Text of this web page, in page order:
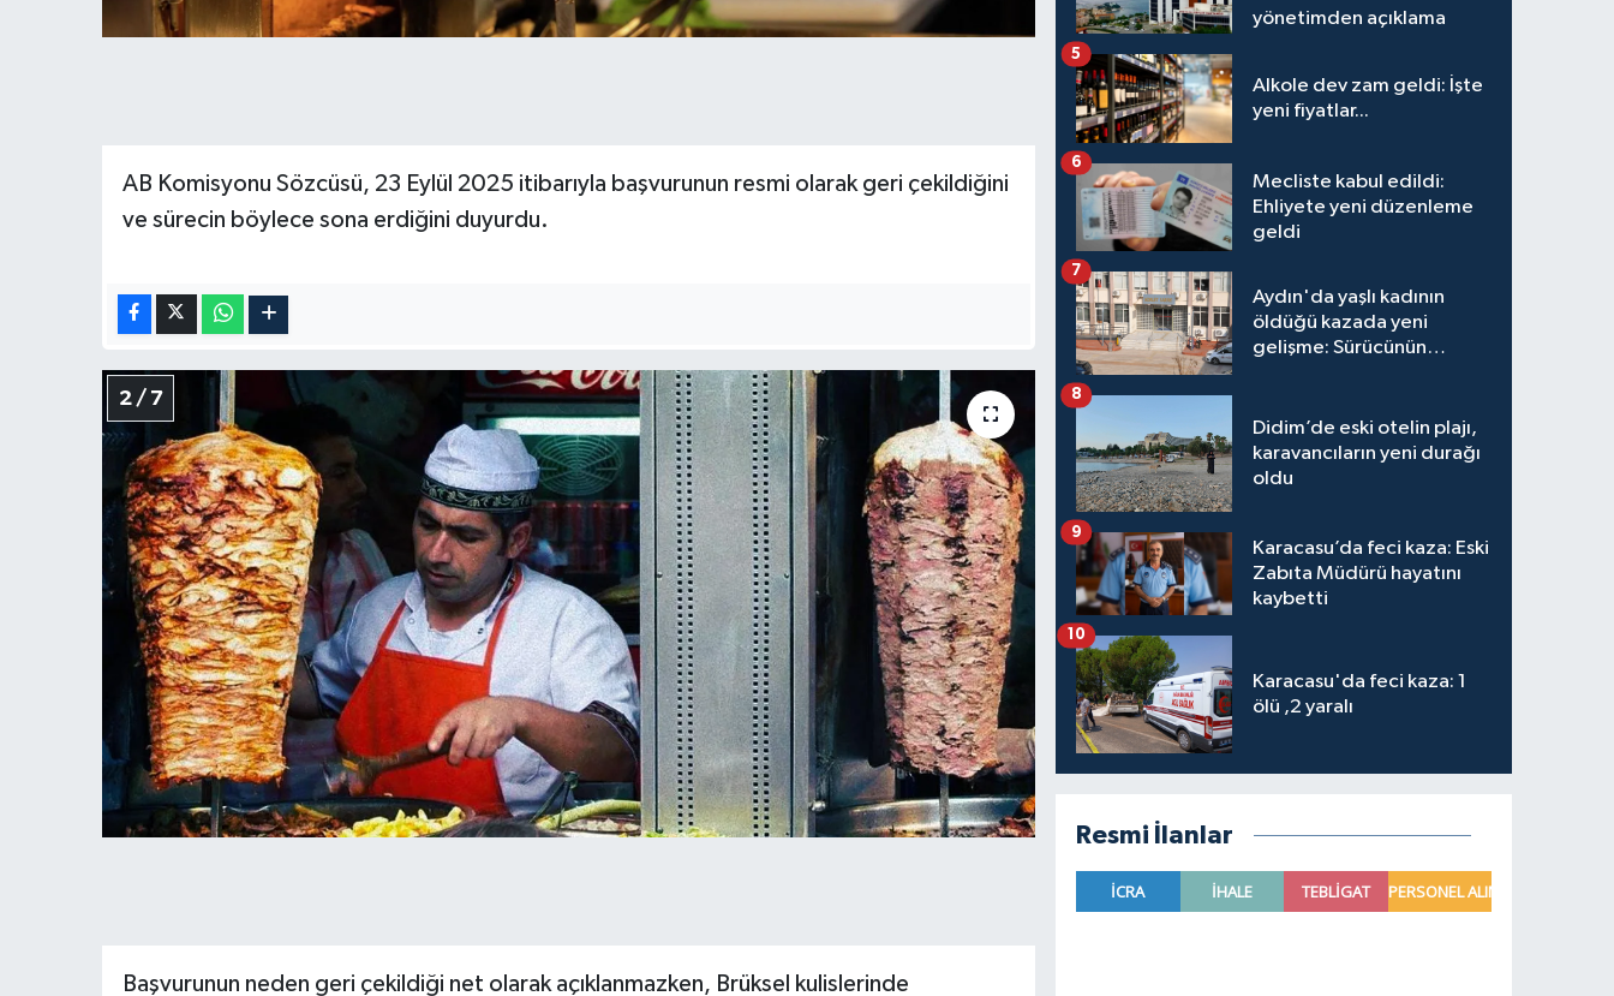
AB Komisyonu Sözcüsü, 23 Eylül 2025 itibarıyla başvurunun resmi olarak geri çekildiğini
ve sürecin böylece sona erdiğini duyurdu.
2 / 7
Başvurunun neden geri çekildiği net olarak açıklanmazken, Brüksel kulislerinde
yönetimden açıklama
Alkole dev zam geldi: İşte
yeni fiyatlar...
5
Mecliste kabul edildi:
Ehliyete yeni düzenleme
geldi
6
Aydın'da yaşlı kadının
öldüğü kazada yeni
gelişme: Sürücünün
7
Didim’de eski otelin plajı,
karavancıların yeni durağı
oldu
8
Karacasu’da feci kaza: Eski
Zabıta Müdürü hayatını
kaybetti
9
Karacasu'da feci kaza: 1
ölü ,2 yaralı
10
Resmi İlanlar